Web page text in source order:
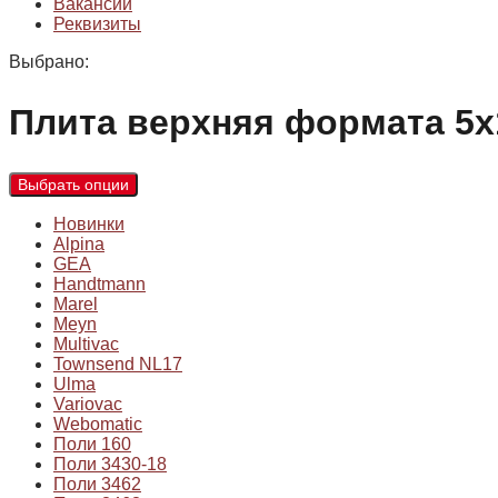
Вакансии
Реквизиты
Выбрано:
Плита верхняя формата
Выбрать опции
Новинки
Alpina
GEA
Handtmann
Marel
Meyn
Multivac
Townsend NL17
Ulma
Variovac
Webomatic
Поли 160
Поли 3430-18
Поли 3462